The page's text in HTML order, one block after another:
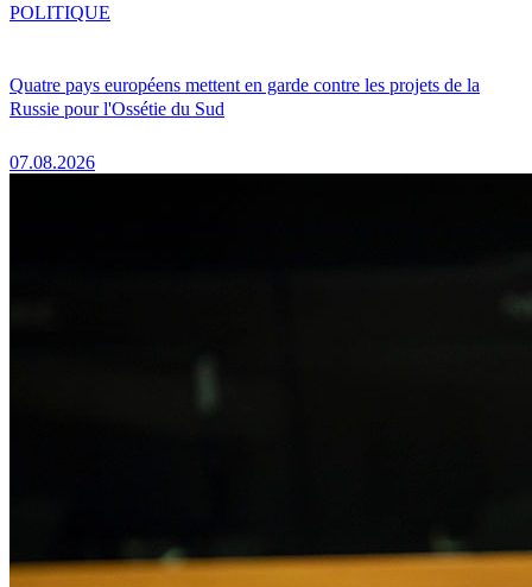
Quatre pays européens mettent en garde contre les projets de la
Russie pour l'Ossétie du Sud
07.08.2026
POLITIQUE